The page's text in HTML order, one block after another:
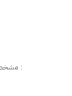
مشخصات دریافت شبکه ایران فردا در ماهواره ترکمنعالم :